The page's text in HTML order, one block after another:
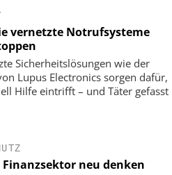
vernetzte Notrufsysteme
Sicherheitslösungen wie der
Lupus Electronics sorgen dafür,
Hilfe eintrifft – und Täter gefasst
neu denken